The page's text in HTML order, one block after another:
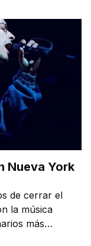
Nueva York
de cerrar el
la música
más